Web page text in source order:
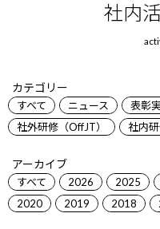
社内
カテゴリー
すべて ニュース 表彰
社外研修（OffJT）
社内研
アーカイブ
すべて 2026 2025
2020
2019 2018